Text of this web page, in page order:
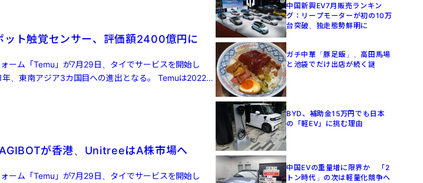
ト触覚センサー、評価額2400億円に
ーム「Temu」が7月29日、タイでサービスを開始し
、東南アジア3カ国目への進出となる。 Temuは2022年
が香港、UnitreeはA株市場へ
ーム「Temu」が7月29日、タイでサービスを開始し
中国新興EV7月販売ランキン
グ：リープモーターが初の10万
台突破、独走態勢鮮明に
ガチ中華「豚足飯」、高田馬場
と池袋でだけ出店が続く謎
BYD、補助金15万円でも日本
の「軽EV」に挑む理由
中国EVの重量増に限界か 「2
トン時代」の次は軽量化競争へ